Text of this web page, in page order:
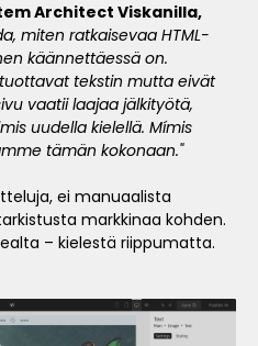
Architect Viskanilla,
miten ratkaisevaa HTML-
käännettäessä on.
tekstin mutta eivät
vaatii laajaa jälkityötä,
uudella kielellä. Mímis
tämän kokonaan."
ei manuaalista
markkinaa kohden.
– kielestä riippumatta.